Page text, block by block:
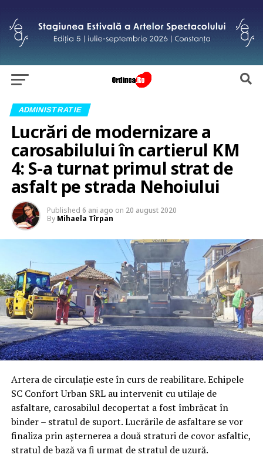
ADMINISTRATIE
Lucrări de modernizare a
carosabilului în cartierul KM
4: S-a turnat primul strat de
asfalt pe strada Nehoiului
Published 6 ani ago on 20 august 2020
By Mihaela Tîrpan
Artera de circulație este în curs de reabilitare. Echipele
SC Confort Urban SRL au intervenit cu utilaje de
asfaltare, carosabilul decopertat a fost îmbrăcat în
binder – stratul de suport. Lucrările de asfaltare se vor
finaliza prin așternerea a două straturi de covor asfaltic,
stratul de bază va fi urmat de stratul de uzură.